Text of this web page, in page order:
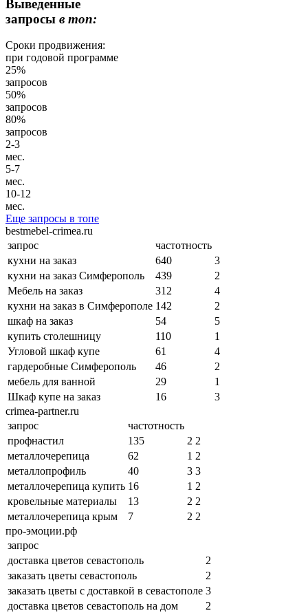
Выведенные
запросы в топ:
Сроки продвижения:
при годовой программе
25%
запросов
50%
запросов
80%
запросов
2-3
мес.
5-7
мес.
10-12
мес.
Еще запросы в топе
bestmebel-crimea.ru
запрос
частотность
кухни на заказ
640
3
кухни на заказ Симферополь
439
2
Мебель на заказ
312
4
кухни на заказ в Симферополе 142
2
шкаф на заказ
54
5
купить столешницу
110
1
Угловой шкаф купе
61
4
гардеробные Симферополь
46
2
мебель для ванной
29
1
Шкаф купе на заказ
16
3
crimea-partner.ru
запрос
частотность
профнастил
135 2 2
металлочерепица
62 1 2
металлопрофиль
40 3 3
металлочерепица купить 16 1 2
кровельные материалы
13 2 2
металлочерепица крым
7 2 2
про-эмоции.рф
запрос
доставка цветов севастополь
2
заказать цветы севастополь
2
заказать цветы с доставкой в севастополе 3
доставка цветов севастополь на дом
2